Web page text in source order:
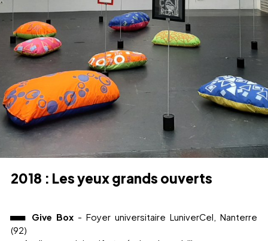
2018 : Les yeux grands ouverts
Give Box- Foyer universitaire LuniverCel, Nanterre
(92)